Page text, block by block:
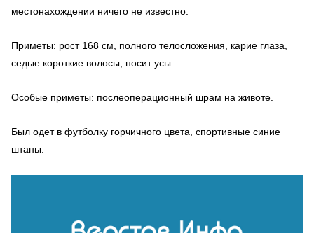
местонахождении ничего не известно.
Приметы: рост 168 см, полного телосложения, карие глаза,
седые короткие волосы, носит усы.
Особые приметы: послеоперационный шрам на животе.
Был одет в футболку горчичного цвета, спортивные синие
штаны.